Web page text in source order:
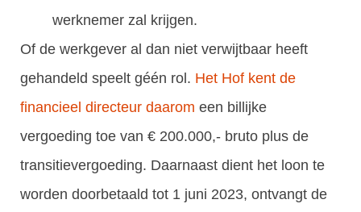
werknemer zal krijgen.
Of de werkgever al dan niet verwijtbaar heeft
gehandeld speelt géén rol. Het Hof kent de
financieel directeur daarom een billijke
vergoeding toe van € 200.000,- bruto plus de
transitievergoeding. Daarnaast dient het loon te
worden doorbetaald tot 1 juni 2023, ontvangt de